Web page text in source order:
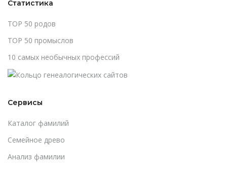
Статистика
TOP 50 родов
TOP 50 промыслов
10 самых необычных профессий
Сервисы
Каталог фамилий
Cемейное древо
Анализ фамилии